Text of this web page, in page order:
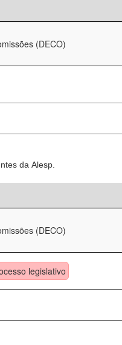
(DECO)
da Alesp.
(DECO)
legislativo